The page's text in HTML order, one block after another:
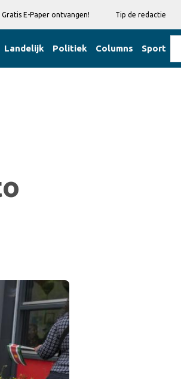
Gratis E-Paper ontvangen! Tip de redactie
Landelijk Politiek Columns Sport